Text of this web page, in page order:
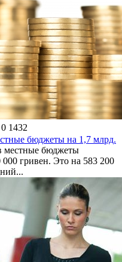
0 1432
бюджеты на 1,7 млрд.
местные бюджеты
гривен. Это на 583 200